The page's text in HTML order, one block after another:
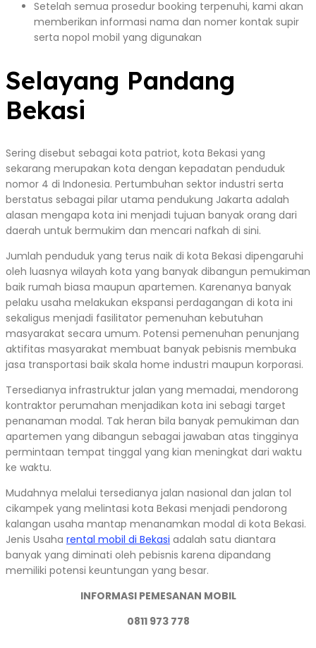
Setelah semua prosedur booking terpenuhi, kami akan
memberikan informasi nama dan nomer kontak supir
serta nopol mobil yang digunakan
Selayang Pandang
Bekasi
Sering disebut sebagai kota patriot, kota Bekasi yang
sekarang merupakan kota dengan kepadatan penduduk
nomor 4 di Indonesia. Pertumbuhan sektor industri serta
berstatus sebagai pilar utama pendukung Jakarta adalah
alasan mengapa kota ini menjadi tujuan banyak orang dari
daerah untuk bermukim dan mencari nafkah di sini.
Jumlah penduduk yang terus naik di kota Bekasi dipengaruhi
oleh luasnya wilayah kota yang banyak dibangun pemukiman
baik rumah biasa maupun apartemen. Karenanya banyak
pelaku usaha melakukan ekspansi perdagangan di kota ini
sekaligus menjadi fasilitator pemenuhan kebutuhan
masyarakat secara umum. Potensi pemenuhan penunjang
aktifitas masyarakat membuat banyak pebisnis membuka
jasa transportasi baik skala home industri maupun korporasi.
Tersedianya infrastruktur jalan yang memadai, mendorong
kontraktor perumahan menjadikan kota ini sebagi target
penanaman modal. Tak heran bila banyak pemukiman dan
apartemen yang dibangun sebagai jawaban atas tingginya
permintaan tempat tinggal yang kian meningkat dari waktu
ke waktu.
Mudahnya melalui tersedianya jalan nasional dan jalan tol
cikampek yang melintasi kota Bekasi menjadi pendorong
kalangan usaha mantap menanamkan modal di kota Bekasi.
Jenis Usaha rental mobil di Bekasi adalah satu diantara
banyak yang diminati oleh pebisnis karena dipandang
memiliki potensi keuntungan yang besar.
INFORMASI PEMESANAN MOBIL
0811 973 778